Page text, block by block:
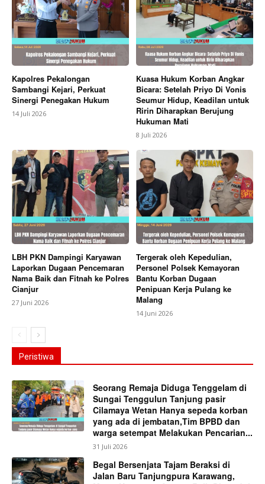
Kapolres Pekalongan
Sambangi Kejari, Perkuat
Sinergi Penegakan Hukum
14 Juli 2026
Kuasa Hukum Korban Angkar
Bicara: Setelah Priyo Di Vonis
Seumur Hidup, Keadilan untuk
Ririn Diharapkan Berujung
Hukuman Mati
8 Juli 2026
LBH PKN Dampingi Karyawan
Laporkan Dugaan Pencemaran
Nama Baik dan Fitnah ke Polres
Cianjur
27 Juni 2026
Tergerak oleh Kepedulian,
Personel Polsek Kemayoran
Bantu Korban Dugaan
Penipuan Kerja Pulang ke
Malang
14 Juni 2026
Peristiwa
Seorang Remaja Diduga Tenggelam di
Sungai Tenggulun Tanjung pasir
Cilamaya Wetan Hanya sepeda korban
yang ada di jembatan,Tim BPBD dan
warga setempat Melakukan Pencarian...
31 Juli 2026
Begal Bersenjata Tajam Beraksi di
Jalan Baru Tanjungpura Karawang,